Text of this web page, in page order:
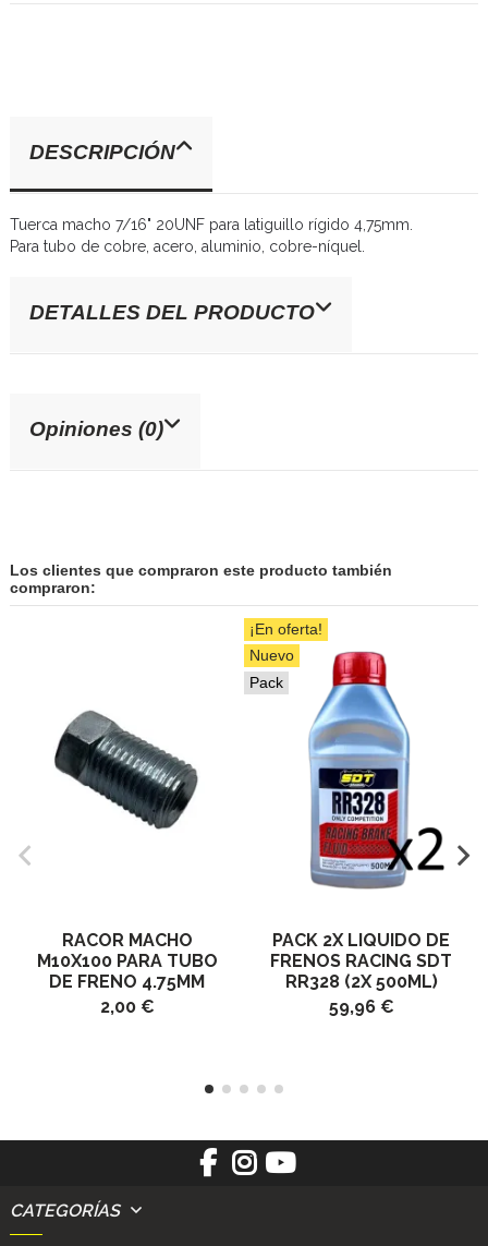
DESCRIPCIÓN
Tuerca macho 7/16" 20UNF para latiguillo rígido 4,75mm.
Para tubo de cobre, acero, aluminio, cobre-níquel.
DETALLES DEL PRODUCTO
Opiniones (0)
Los clientes que compraron este producto también
compraron:
RACOR MACHO
M10X100 PARA TUBO
DE FRENO 4.75MM
2,00 €
¡En oferta!
Nuevo
Pack
PACK 2X LIQUIDO DE
FRENOS RACING SDT
RR328 (2X 500ML)
59,96 €
CATEGORÍAS